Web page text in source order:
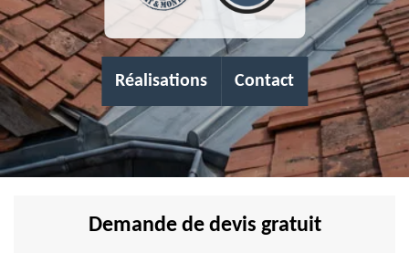
Réalisations Contact
Demande de devis gratuit